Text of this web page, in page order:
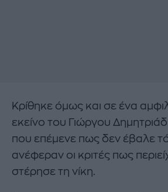
Κρίθηκε όμως και σε ένα
εκείνο του Γιώργου
που επέμενε πως δεν έβαλε
ανέφεραν οι κριτές πως
στέρησε τη νίκη.